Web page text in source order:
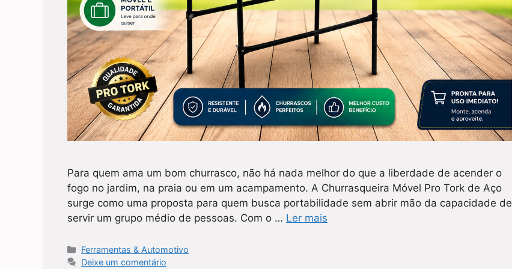
Para quem ama um bom churrasco, não há nada melhor do que a liberdade de acender o
fogo no jardim, na praia ou em um acampamento. A Churrasqueira Móvel Pro Tork de Aço
surge como uma proposta para quem busca portabilidade sem abrir mão da capacidade de
servir um grupo médio de pessoas. Com o … Ler mais
Categorias
Ferramentas & Automotivo
Deixe um comentário